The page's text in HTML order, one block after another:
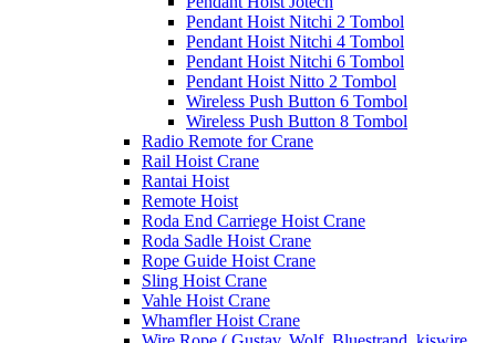
Pendant Hoist Nitchi 2 Tombol
Pendant Hoist Nitchi 4 Tombol
Pendant Hoist Nitchi 6 Tombol
Pendant Hoist Nitto 2 Tombol
Wireless Push Button 6 Tombol
Wireless Push Button 8 Tombol
Radio Remote for Crane
Rail Hoist Crane
Rantai Hoist
Remote Hoist
Roda End Carriege Hoist Crane
Roda Sadle Hoist Crane
Rope Guide Hoist Crane
Sling Hoist Crane
Vahle Hoist Crane
Whamfler Hoist Crane